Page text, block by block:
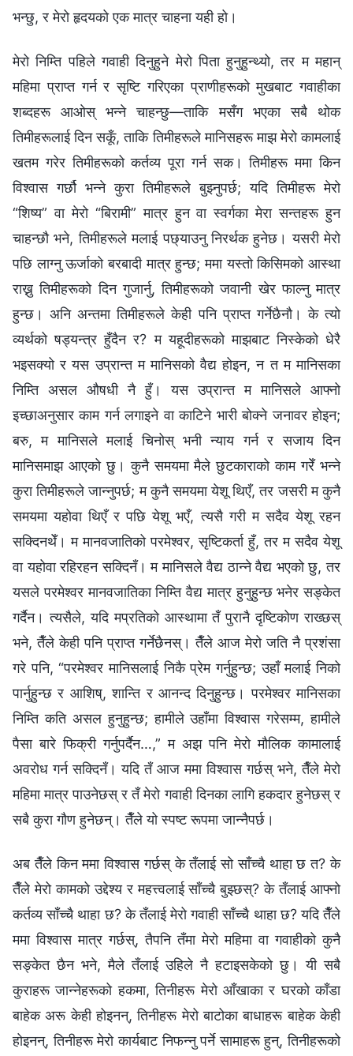
भन्छु, र मेरो हृदयको एक मात्र चाहना यही हो।
मेरो निम्ति पहिले गवाही दिनुहुने मेरो पिता हुनुहुन्थ्यो, तर म महान्‌
महिमा प्राप्‍त गर्न र सृष्टि गरिएका प्राणीहरूको मुखबाट गवाहीका
शब्दहरू आओस् भन्‍ने चाहन्छु—ताकि मसँग भएका सबै थोक
तिमीहरूलाई दिन सकूँ, ताकि तिमीहरूले मानिसहरू माझ मेरो कामलाई
खतम गरेर तिमीहरूको कर्तव्य पूरा गर्न सक। तिमीहरू ममा किन
विश्‍वास गर्छौ भन्ने कुरा तिमीहरूले बुझ्नुपर्छ; यदि तिमीहरू मेरो
“शिष्य” वा मेरो “बिरामी” मात्र हुन वा स्वर्गका मेरा सन्तहरू हुन
चाहन्छौ भने, तिमीहरूले मलाई पछ्याउनु निरर्थक हुनेछ। यसरी मेरो
पछि लाग्नु ऊर्जाको बरबादी मात्र हुन्छ; ममा यस्तो किसिमको आस्था
राख्नु तिमीहरूको दिन गुजार्नु, तिमीहरूको जवानी खेर फाल्नु मात्र
हुन्छ। अनि अन्तमा तिमीहरूले केही पनि प्राप्त गर्नेछैनौ। के त्यो
व्यर्थको षड्यन्त्र हुँदैन र? म यहूदीहरूको माझबाट निस्केको धेरै
भइसक्यो र यस उप्रान्त म मानिसको वैद्य होइन, न त म मानिसका
निम्ति असल औषधी नै हुँ। यस उप्रान्त म मानिसले आफ्नो
इच्छाअनुसार काम गर्न लगाइने वा काटिने भारी बोक्ने जनावर होइन;
बरु, म मानिसले मलाई चिनोस् भनी न्याय गर्न र सजाय दिन
मानिसमाझ आएको छु। कुनै समयमा मैले छुटकाराको काम गरेँ भन्‍ने
कुरा तिमीहरूले जान्नुपर्छ; म कुनै समयमा येशू थिएँ, तर जसरी म कुनै
समयमा यहोवा थिएँ र पछि येशू भएँ, त्यसै गरी म सदैव येशू रहन
सक्दिनथेँ। म मानवजातिको परमेश्‍वर, सृष्टिकर्ता हुँ, तर म सदैव येशू
वा यहोवा रहिरहन सक्दिनँ। म मानिसले वैद्य ठान्ने वैद्य भएको छु, तर
यसले परमेश्‍वर मानवजातिका निम्ति वैद्य मात्र हुनुहुन्छ भनेर सङ्केत
गर्दैन। त्यसैले, यदि मप्रतिको आस्थामा तँ पुरानै दृष्टिकोण राख्छस्
भने, तैँले केही पनि प्राप्‍त गर्नेछैनस्। तैँले आज मेरो जति नै प्रशंसा
गरे पनि, “परमेश्‍वर मानिसलाई निकै प्रेम गर्नुहुन्छ; उहाँ मलाई निको
पार्नुहुन्छ र आशिष्‌, शान्ति र आनन्द दिनुहुन्छ। परमेश्‍वर मानिसका
निम्ति कति असल हुनुहुन्छ; हामीले उहाँमा विश्‍वास गरेसम्म, हामीले
पैसा बारे फिक्री गर्नुपर्दैन…,” म अझ पनि मेरो मौलिक कामालाई
अवरोध गर्न सक्दिनँ। यदि तँ आज ममा विश्‍वास गर्छस् भने, तैँले मेरो
महिमा मात्र पाउनेछस् र तँ मेरो गवाही दिनका लागि हकदार हुनेछस् र
सबै कुरा गौण हुनेछन्। तैँले यो स्पष्ट रूपमा जान्नैपर्छ।
अब तैँले किन ममा विश्‍वास गर्छस् के तँलाई सो साँच्चै थाहा छ त? के
तैँले मेरो कामको उद्देश्य र महत्त्वलाई साँच्चै बुझ्छस्? के तँलाई आफ्नो
कर्तव्य साँच्चै थाहा छ? के तँलाई मेरो गवाही साँच्चै थाहा छ? यदि तैँले
ममा विश्‍वास मात्र गर्छस्, तैपनि तँमा मेरो महिमा वा गवाहीको कुनै
सङ्केत छैन भने, मैले तँलाई उहिले नै हटाइसकेको छु। यी सबै
कुराहरू जान्नेहरूको हकमा, तिनीहरू मेरो आँखाका र घरको काँडा
बाहेक अरू केही होइनन्, तिनीहरू मेरो बाटोका बाधाहरू बाहेक केही
होइनन्, तिनीहरू मेरो कार्यबाट निफन्नु पर्ने सामाहरू हुन्, तिनीहरूको